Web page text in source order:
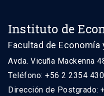
Instituto de
Facultad de
Avda. Vicuña Mackenna
Teléfono: +56 2 2354
Dirección de Postgrado: